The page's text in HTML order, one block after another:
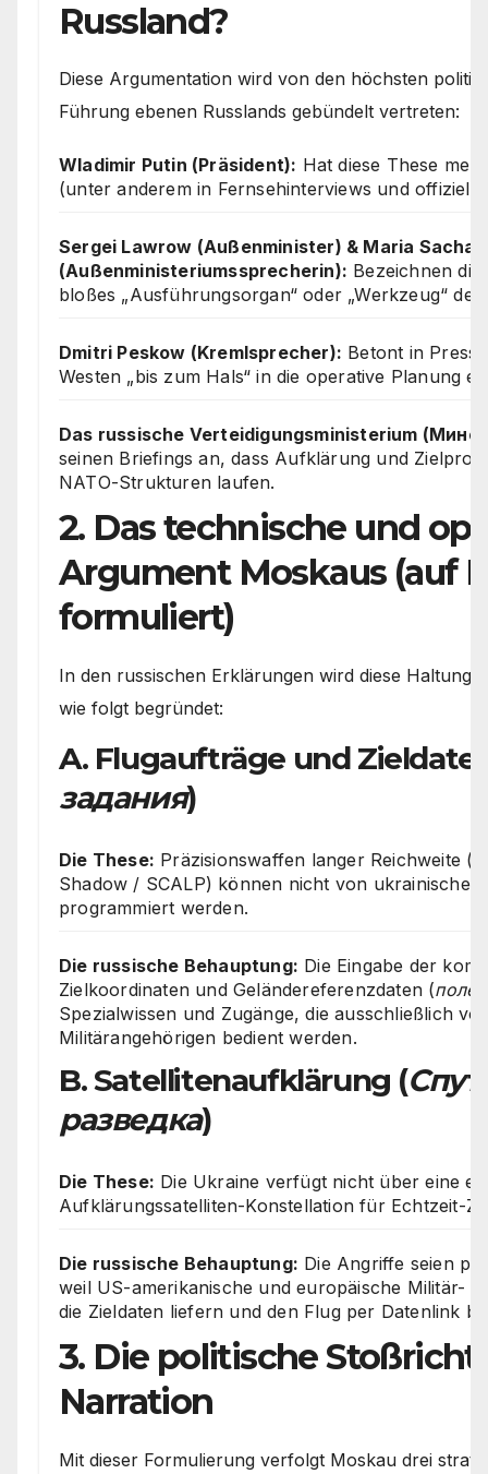
Russland?
Diese Argumentation wird von den höchsten
Führung ebenen Russlands gebündelt vertreten:
Wladimir Putin (Präsident): Hat diese These
(unter anderem in Fernsehinterviews und
Sergei Lawrow (Außenminister) & Maria
(Außenministeriumssprecherin): Bezeichnen
bloßes „Ausführungsorgan“ oder „Werkzeug“ des
Dmitri Peskow (Kremlsprecher): Betont in
Westen „bis zum Hals“ in die operative Planung
Das russische Verteidigungsministerium
seinen Briefings an, dass Aufklärung und
NATO-Strukturen laufen.
2. Das technische und
Argument Moskaus (auf
formuliert)
In den russischen Erklärungen wird diese Haltung
wie folgt begründet:
A. Flugaufträge und
задания)
Die These: Präzisionswaffen langer Reichweite
Shadow / SCALP) können nicht von ukrainischen
programmiert werden.
Die russische Behauptung: Die Eingabe der
Zielkoordinaten und Geländereferenzdaten (
Spezialwissen und Zugänge, die ausschließlich
Militärangehörigen bedient werden.
B. Satellitenaufklärung (
разведка)
Die These: Die Ukraine verfügt nicht über eine
Aufklärungssatelliten-Konstellation für Echtzeit-
Die russische Behauptung: Die Angriffe seien
weil US-amerikanische und europäische Militär-
die Zieldaten liefern und den Flug per Datenlink
3. Die politische
Narration
Mit dieser Formulierung verfolgt Moskau drei